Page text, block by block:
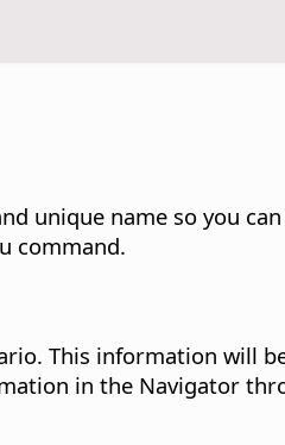
unique name so you
command.
This information will
in the Navigator